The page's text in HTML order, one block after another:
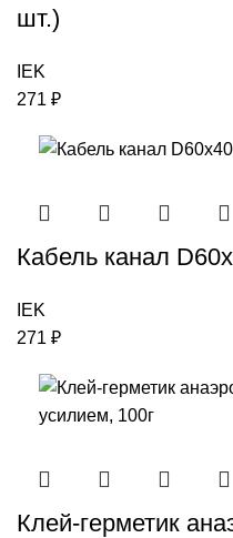
шт.)
IEK
271 ₽
Кабель канал
IEK
271 ₽
Клей-герметик